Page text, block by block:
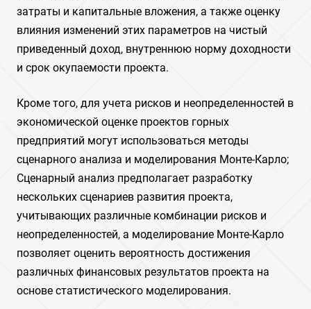
затраты и капитальные вложения, а также оценку
влияния изменений этих параметров на чистый
приведенный доход, внутреннюю норму доходности
и срок окупаемости проекта.
Кроме того, для учета рисков и неопределенностей в
экономической оценке проектов горных
предприятий могут использоваться методы
сценарного анализа и моделирования Монте-Карло;
Сценарный анализ предполагает разработку
нескольких сценариев развития проекта,
учитывающих различные комбинации рисков и
неопределенностей, а моделирование Монте-Карло
позволяет оценить вероятность достижения
различных финансовых результатов проекта на
основе статистического моделирования.